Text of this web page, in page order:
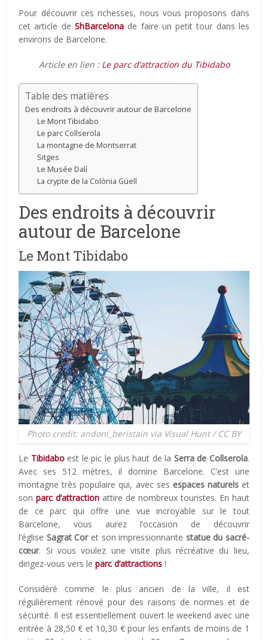
Pour découvrir ces richesses, nous vous proposons dans
cet article de ShBarcelonade faire un petit tour dans les
environs de Barcelone.
Article en lien : Le parc d’attraction du Tibidabo
Table des matières
Des endroits à découvrir autour de Barcelone
Le Mont Tibidabo
Le parc Collserola
La montagne de Montserrat
Sitges
Le Musée Dalí
La crypte de la Colònia Güell
Des endroits à découvrir
autour de Barcelone
Le Mont Tibidabo
Photo credit: andoni_beristain via Visual Hunt / CC BY
Le Tibidaboest le pic le plus haut de la Serra de Collserola.
Avec ses 512 mètres, il domine Barcelone. C’est une
montagne très populaire qui, avec ses espaces naturelset
sonparc d’attraction attire de nombreux touristes. En haut
de ce parc qui offre une vue incroyable sur le tout
Barcelone, vous aurez l’occasion de découvrir
l’église Sagrat Coret son impressionnante statue du sacré-
cœur. Si vous voulez une visite plus récréative du lieu,
dirigez-vous vers leparc d’attractions !
Considéré comme le plus ancien de la ville, il est
régulièrement rénové pour des raisons de normes et de
sécurité. Il est essentiellement ouvert le weekend avec une
entrée à 28,50 € et 10,30 € pour les enfants de moins de 1